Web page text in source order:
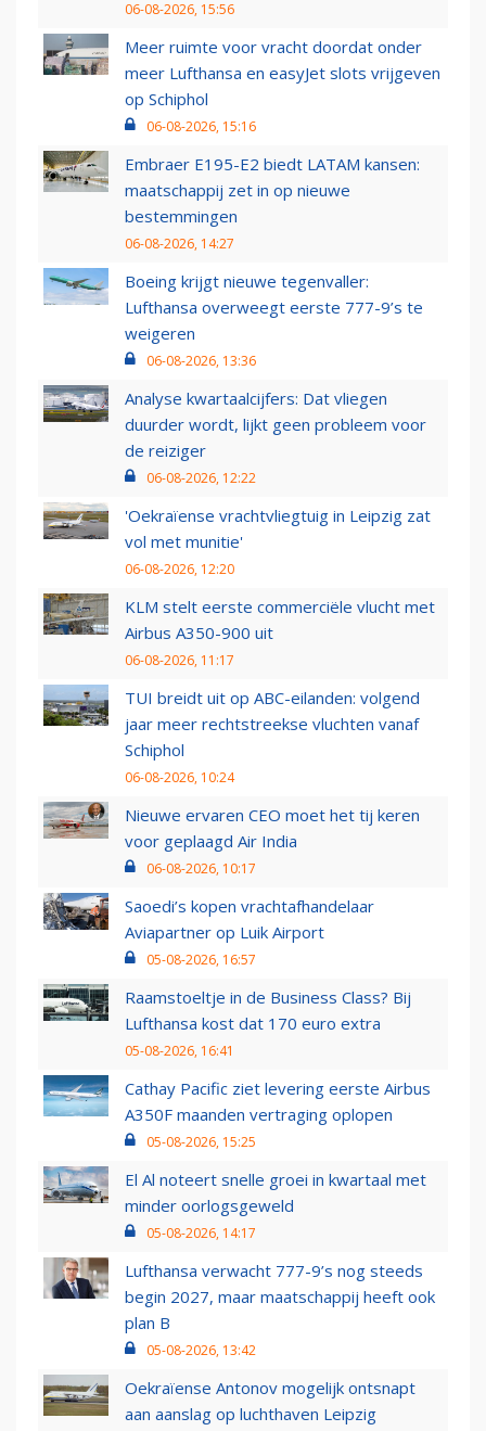
06-08-2026, 15:56
Meer ruimte voor vracht doordat onder
meer Lufthansa en easyJet slots vrijgeven
op Schiphol
06-08-2026, 15:16
Embraer E195-E2 biedt LATAM kansen:
maatschappij zet in op nieuwe
bestemmingen
06-08-2026, 14:27
Boeing krijgt nieuwe tegenvaller:
Lufthansa overweegt eerste 777-9’s te
weigeren
06-08-2026, 13:36
Analyse kwartaalcijfers: Dat vliegen
duurder wordt, lijkt geen probleem voor
de reiziger
06-08-2026, 12:22
'Oekraïense vrachtvliegtuig in Leipzig zat
vol met munitie'
06-08-2026, 12:20
KLM stelt eerste commerciële vlucht met
Airbus A350-900 uit
06-08-2026, 11:17
TUI breidt uit op ABC-eilanden: volgend
jaar meer rechtstreekse vluchten vanaf
Schiphol
06-08-2026, 10:24
Nieuwe ervaren CEO moet het tij keren
voor geplaagd Air India
06-08-2026, 10:17
Saoedi’s kopen vrachtafhandelaar
Aviapartner op Luik Airport
05-08-2026, 16:57
Raamstoeltje in de Business Class? Bij
Lufthansa kost dat 170 euro extra
05-08-2026, 16:41
Cathay Pacific ziet levering eerste Airbus
A350F maanden vertraging oplopen
05-08-2026, 15:25
El Al noteert snelle groei in kwartaal met
minder oorlogsgeweld
05-08-2026, 14:17
Lufthansa verwacht 777-9’s nog steeds
begin 2027, maar maatschappij heeft ook
plan B
05-08-2026, 13:42
Oekraïense Antonov mogelijk ontsnapt
aan aanslag op luchthaven Leipzig